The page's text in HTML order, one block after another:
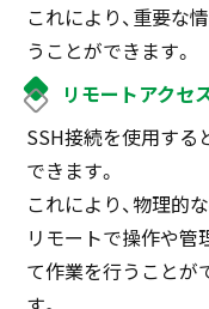
これにより、重要な
うことができます。
リモートアクセ
SSH接続を使用する
できます。
これにより、物理的
リモートで操作や管
て作業を行うことが